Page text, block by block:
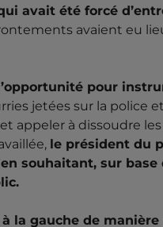
avait été forcé
avaient eu
pour
jetées sur la police
appeler à dissoudre
le président du
souhaitant, sur
à la gauche de